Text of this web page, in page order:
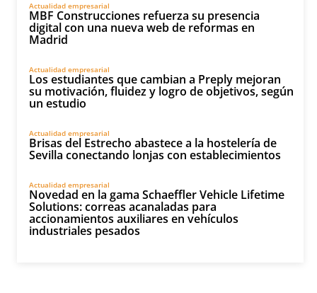
Actualidad empresarial
MBF Construcciones refuerza su presencia
digital con una nueva web de reformas en
Madrid
Actualidad empresarial
Los estudiantes que cambian a Preply mejoran
su motivación, fluidez y logro de objetivos, según
un estudio
Actualidad empresarial
Brisas del Estrecho abastece a la hostelería de
Sevilla conectando lonjas con establecimientos
Actualidad empresarial
Novedad en la gama Schaeffler Vehicle Lifetime
Solutions: correas acanaladas para
accionamientos auxiliares en vehículos
industriales pesados